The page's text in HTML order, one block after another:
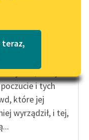
w formacie PDF
teraz,
Sienkiewicz
który
i tych
które jej
wyrządził, i tej,